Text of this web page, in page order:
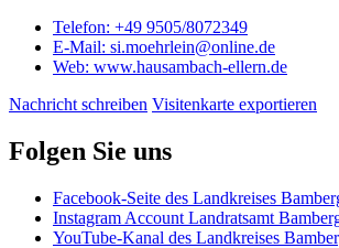
Telefon: +49 9505/8072349
E-Mail: si.moehrlein@online.de
Web: www.hausambach-ellern.de
Nachricht schreiben Visitenkarte exportieren
Folgen Sie uns
Facebook-Seite des Landkreises
Instagram Account Landratsamt
YouTube-Kanal des Landkreises